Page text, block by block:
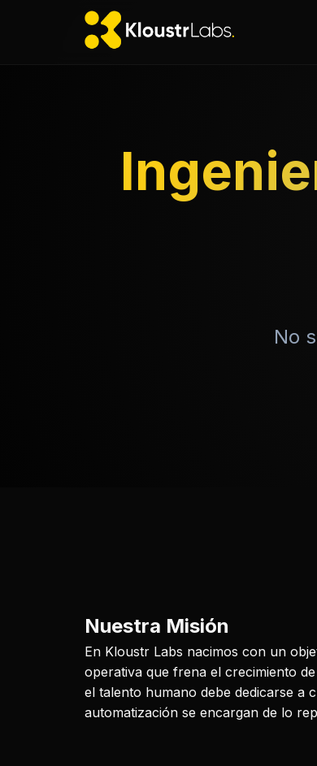
No
Nuestra Misión
En Kloustr Labs nacimos con un
operativa que frena el crecimiento
el talento humano debe dedicarse a
automatización se encargan de lo